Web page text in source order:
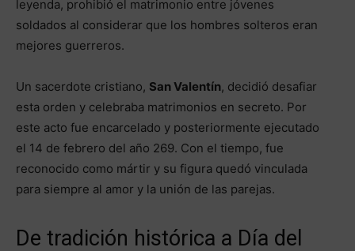
leyenda, prohibió el matrimonio entre jóvenes
soldados al considerar que los hombres solteros eran
mejores guerreros.
Un sacerdote cristiano, San Valentín, decidió desafiar
esta orden y celebraba matrimonios en secreto. Por
este acto fue encarcelado y posteriormente ejecutado
el 14 de febrero del año 269. Con el tiempo, fue
reconocido como mártir y su figura quedó vinculada
para siempre al amor y la unión de las parejas.
De tradición histórica a Día del